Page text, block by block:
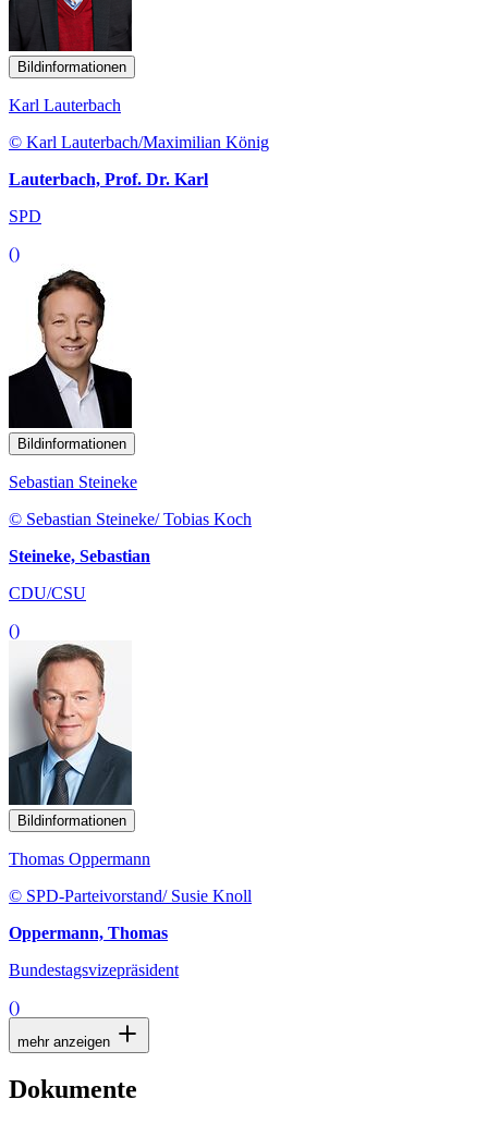
Bildinformationen
Karl Lauterbach
© Karl Lauterbach/Maximilian König
Lauterbach, Prof. Dr. Karl
SPD
()
Bildinformationen
Sebastian Steineke
© Sebastian Steineke/ Tobias Koch
Steineke, Sebastian
CDU/CSU
()
Bildinformationen
Thomas Oppermann
© SPD-Parteivorstand/ Susie Knoll
Oppermann, Thomas
Bundestagsvizepräsident
()
mehr anzeigen
Dokumente